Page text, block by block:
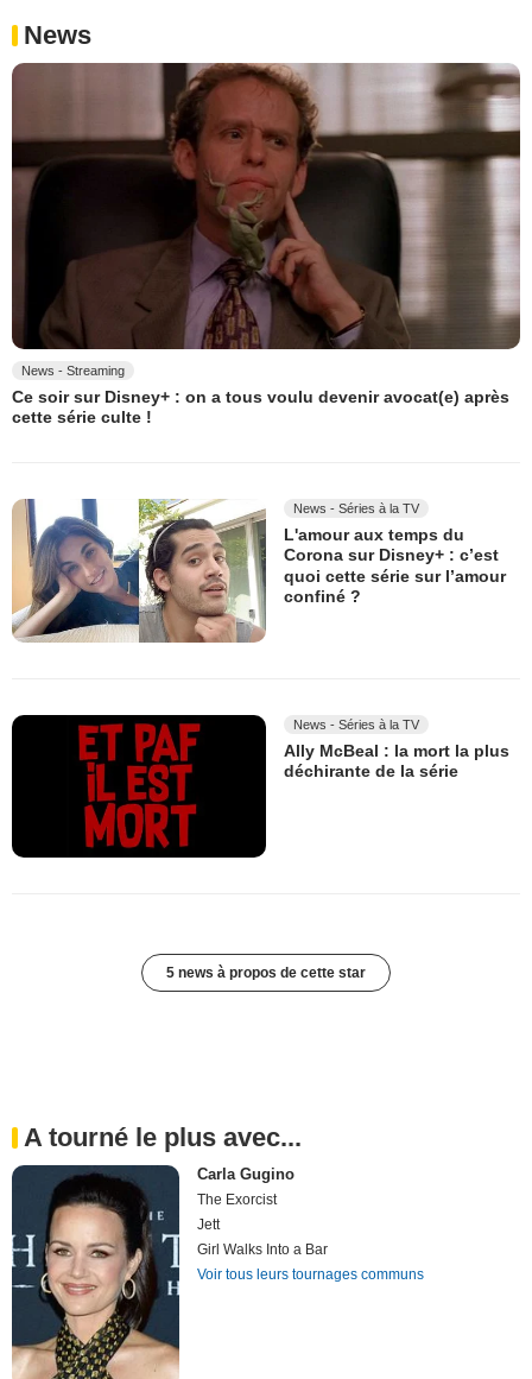
News
News - Streaming
Ce soir sur Disney+ : on a tous voulu devenir avocat(e) après
cette série culte !
News - Séries à la TV
L'amour aux temps du
Corona sur Disney+ : c’est
quoi cette série sur l’amour
confiné ?
News - Séries à la TV
Ally McBeal : la mort la plus
déchirante de la série
5 news à propos de cette star
A tourné le plus avec...
Carla Gugino
The Exorcist
Jett
Girl Walks Into a Bar
Voir tous leurs tournages communs